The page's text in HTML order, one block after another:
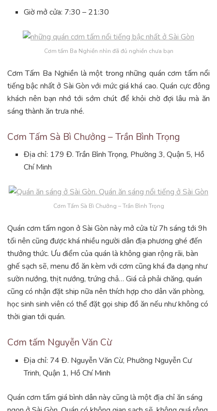
Giờ mở cửa: 7:30 – 21:30
Cơm tấm Ba Nghiền nhìn đã đủ nghiền chưa bạn
Cơm Tấm Ba Nghiền là một trong những quán cơm tấm nổi
tiếng bậc nhất ở Sài Gòn với mức giá khá cao. Quán cực đông
khách nên bạn nhớ tới sớm chút để khỏi chờ đợi lâu mà ăn
sáng thành ăn trưa nhé.
Cơm Tấm Sà Bì Chưởng – Trần Bình Trọng
Địa chỉ: 179 Đ. Trần Bình Trọng, Phường 3, Quận 5, Hồ
Chí Minh
Cơm Tấm Sà Bì Chưởng – Trần Bình Trọng
Quán cơm tấm ngon ở Sài Gòn này mở cửa từ 7h sáng tới 9h
tối nên cũng được khá nhiều người dân địa phương ghé đến
thưởng thức. Ưu điểm của quán là không gian rộng rãi, bàn
ghế sạch sẽ, menu đồ ăn kèm với cơm cũng khá đa dạng như
sườn nướng, thịt nướng, trứng chả… Giá cả phải chăng, quán
cũng có nhận đặt ship nữa nên thích hợp cho dân văn phòng,
học sinh sinh viên có thể đặt gọi ship đồ ăn nếu như không có
thời gian tới quán.
Cơm tấm Nguyễn Văn Cừ
Địa chỉ: 74 Đ. Nguyễn Văn Cừ, Phường Nguyễn Cư
Trinh, Quận 1, Hồ Chí Minh
Quán cơm tấm giá bình dân này cũng là một địa chỉ ăn sáng